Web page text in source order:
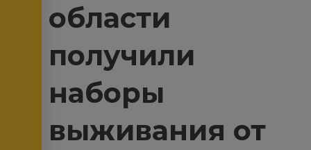
области
получили
наборы
выживания от